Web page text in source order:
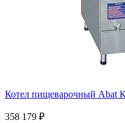
Котел пищеварочный
358 179 ₽